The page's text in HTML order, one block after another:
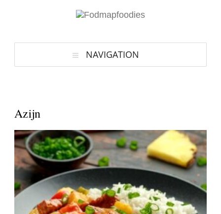
NAVIGATION
Azijn